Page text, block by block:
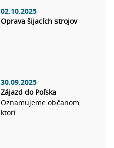
02.10.2025
Oprava šijacích strojov
30.09.2025
Zájazd do Poľska
Oznamujeme občanom,
ktorí...